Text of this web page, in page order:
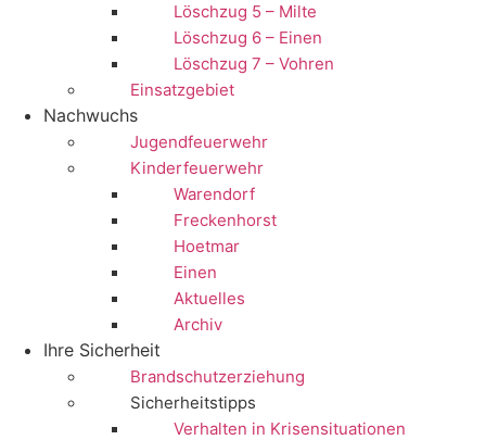
Löschzug 5 – Milte
Löschzug 6 – Einen
Löschzug 7 – Vohren
Einsatzgebiet
Nachwuchs
Jugendfeuerwehr
Kinderfeuerwehr
Warendorf
Freckenhorst
Hoetmar
Einen
Aktuelles
Archiv
Ihre Sicherheit
Brandschutzerziehung
Sicherheitstipps
Verhalten in Krisensituationen